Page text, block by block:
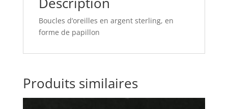
Boucles d’oreilles en argent sterling, en
forme de papillon
Produits similaires